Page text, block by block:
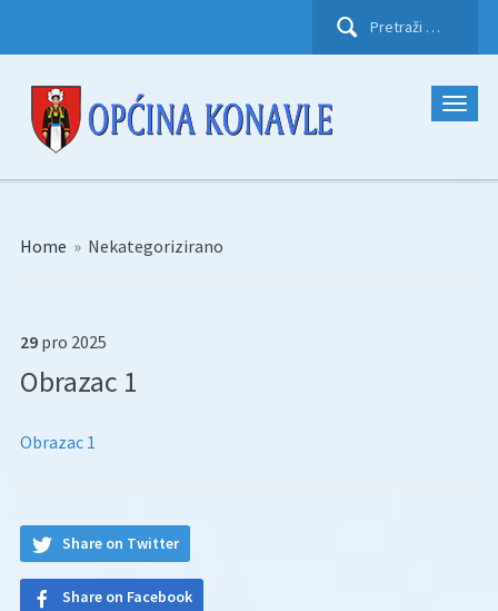
Pretraži:
Home » Nekategorizirano
29 pro 2025
Obrazac 1
Obrazac 1
Share on Twitter
Share on Facebook